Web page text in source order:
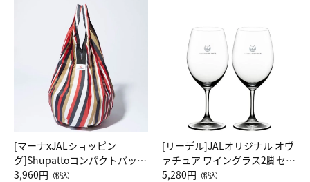
[マーナxJALショッピン
グ]Shupattoコンパクトバッグ
Drop JAL客室乗務員（LC）ス
3,960円 （税込）
[リーデル]JALオリジナル オヴ
ァチュア ワイングラス2脚セッ
ト（レッドワイン）
5,280円 （税込）